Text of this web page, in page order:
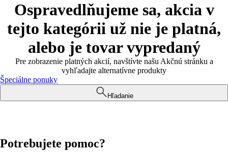
Ospravedlňujeme sa, akcia v
tejto kategórii už nie je platná,
alebo je tovar vypredaný
Pre zobrazenie platných akcií, navštívte našu Akčnú stránku a
vyhľadajte alternatívne produkty
Špeciálne ponuky
Hľadanie
Potrebujete pomoc?